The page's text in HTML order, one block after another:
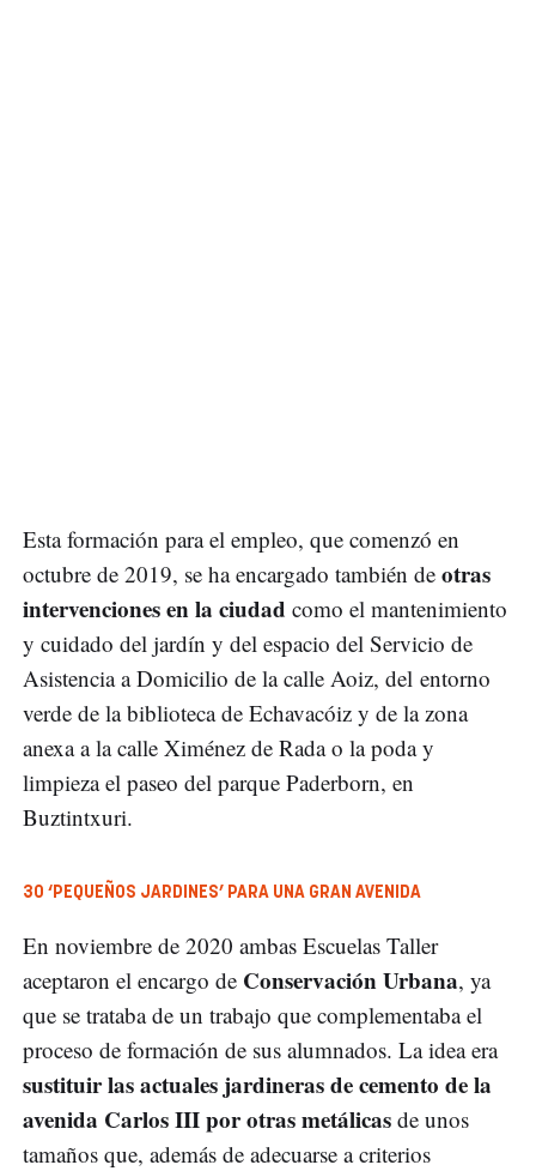
Esta formación para el empleo, que comenzó en
octubre de 2019, se ha encargado también de otras
intervenciones en la ciudad como el mantenimiento
y cuidado del jardín y del espacio del Servicio de
Asistencia a Domicilio de la calle Aoiz, del entorno
verde de la biblioteca de Echavacóiz y de la zona
anexa a la calle Ximénez de Rada o la poda y
limpieza el paseo del parque Paderborn, en
Buztintxuri.
30 ‘PEQUEÑOS JARDINES’ PARA UNA GRAN AVENIDA
En noviembre de 2020 ambas Escuelas Taller
aceptaron el encargo de Conservación Urbana, ya
que se trataba de un trabajo que complementaba el
proceso de formación de sus alumnados. La idea era
sustituir las actuales jardineras de cemento de la
avenida Carlos III por otras metálicas de unos
tamaños que, además de adecuarse a criterios